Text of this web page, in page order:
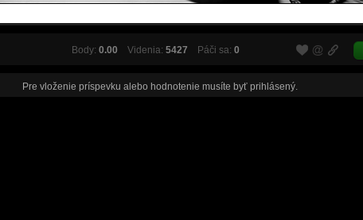
Body: 0.00 Videnia: 5427 Páči sa: 0
Pre vloženie príspevku alebo hodnotenie musíte byť prihlásený.